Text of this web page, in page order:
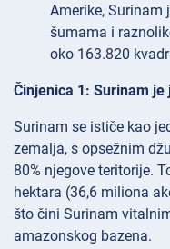
Amerike,
šumama i
oko 163.820
Činjenica 1: Surinam
Surinam se ističe kao
zemalja, s opsežnim
80% njegove teritorije.
hektara (36,6 miliona
što čini Surinam
amazonskog bazena.